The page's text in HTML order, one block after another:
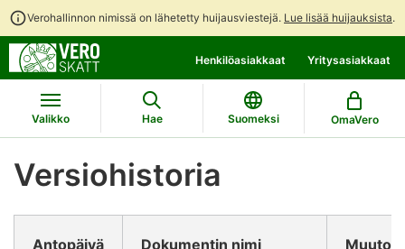
Verohallinnon nimissä on lähetetty huijausviestejä. Lue lisää huijauksista.
suoraan
sisältöön
koko
sivuston
hakuun
Henkilöasiakkaat Yritysasiakkaat
Valikko Hae Suomeksi OmaVero
Versiohistoria
Antopäivä Dokumentin nimi